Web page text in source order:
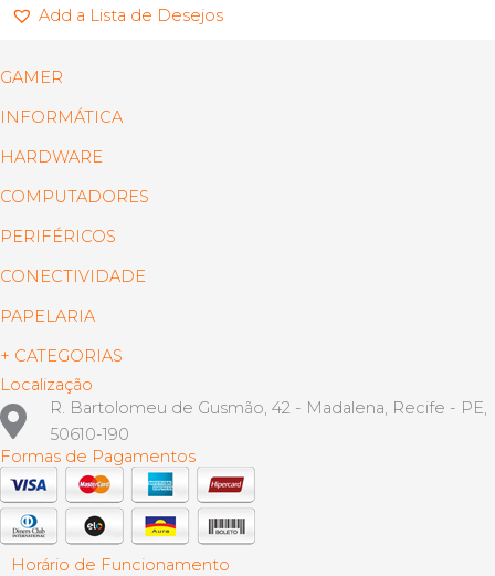
Add a Lista de Desejos
GAMER
INFORMÁTICA
HARDWARE
COMPUTADORES
PERIFÉRICOS
CONECTIVIDADE
PAPELARIA
+ CATEGORIAS
Localização
R. Bartolomeu de Gusmão, 42 - Madalena, Recife - PE,
50610-190
Formas de Pagamentos
Horário de Funcionamento